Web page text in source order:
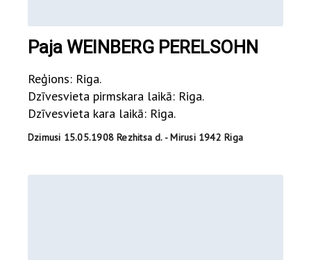
Paja WEINBERG PERELSOHN
Reģions: Riga.
Dzīvesvieta pirmskara laikā: Riga.
Dzīvesvieta kara laikā: Riga.
Dzimusi 15.05.1908 Rezhitsa d. - Mirusi 1942 Riga